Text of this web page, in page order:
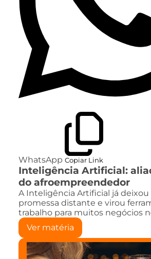
WhatsApp Copiar Link
Inteligência Artificial:
do afroempreendedor
A Inteligência Artificial já deixou
promessa distante e virou
trabalho para muitos negócios
Ver matéria